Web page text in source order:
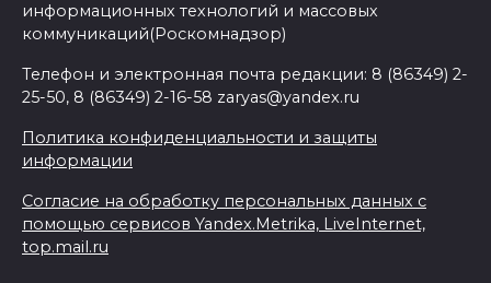
информационных технологий и массовых
коммуникаций(Роскомнадзор)
Телефон и электронная почта редакции: 8 (86349) 2-
25-50, 8 (86349) 2-16-58 zaryas@yandex.ru
Политика конфиденциальности и защиты
информации
Согласие на обработку персональных данных с
помощью сервисов Yandex.Metrika, LiveInternet,
top.mail.ru